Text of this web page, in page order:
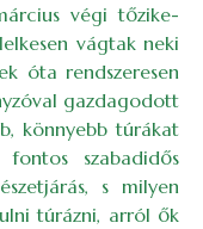
végi tőzike-
vágtak neki
óta rendszeresen
gazdagodott
könnyebb túrákat
szabadidős
s milyen
túrázni, arról ők